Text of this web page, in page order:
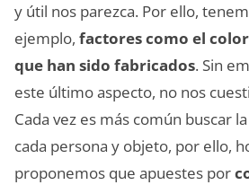
y útil nos parezca. Por ello,
ejemplo, factores como el
que han sido fabricados. Sin
este último aspecto, no nos
Cada vez es más común buscar
cada persona y objeto, por ello,
proponemos que apuestes por